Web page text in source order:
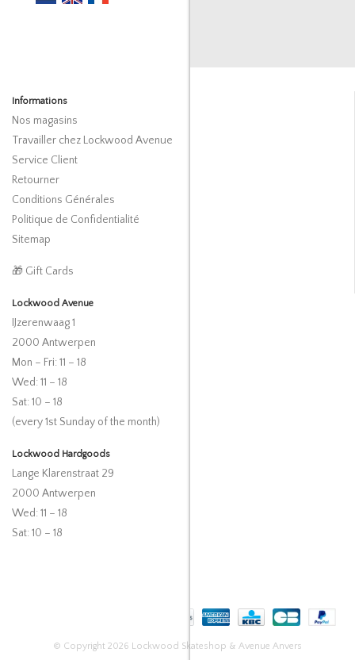
Informations
Nos magasins
Travailler chez Lockwood Avenue
Service Client
Retourner
Conditions Générales
Politique de Confidentialité
Sitemap
🎁 Gift Cards
Lockwood Avenue
IJzerenwaag 1
2000 Antwerpen
Mon – Fri: 11 – 18
Wed: 11 – 18
Sat: 10 – 18
(every 1st Sunday of the month)
Lockwood Hardgoods
Lange Klarenstraat 29
2000 Antwerpen
Wed: 11 – 18
Sat: 10 – 18
© Copyright 2026 Lockwood Skateshop & Avenue Anvers